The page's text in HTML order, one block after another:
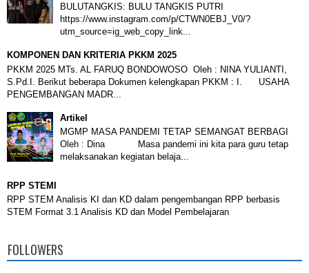
BULUTANGKIS: BULU TANGKIS PUTRI
https://www.instagram.com/p/CTWN0EBJ_V0/?
utm_source=ig_web_copy_link...
KOMPONEN DAN KRITERIA PKKM 2025
PKKM 2025 MTs. AL FARUQ BONDOWOSO Oleh : NINA YULIANTI,
S.Pd.I. Berikut beberapa Dokumen kelengkapan PKKM : I. USAHA
PENGEMBANGAN MADR...
Artikel
MGMP MASA PANDEMI TETAP SEMANGAT BERBAGI
Oleh : Dina Masa pandemi ini kita para guru tetap
melaksanakan kegiatan belaja...
RPP STEMI
RPP STEM Analisis KI dan KD dalam pengembangan RPP berbasis
STEM Format 3.1 Analisis KD dan Model Pembelajaran
FOLLOWERS